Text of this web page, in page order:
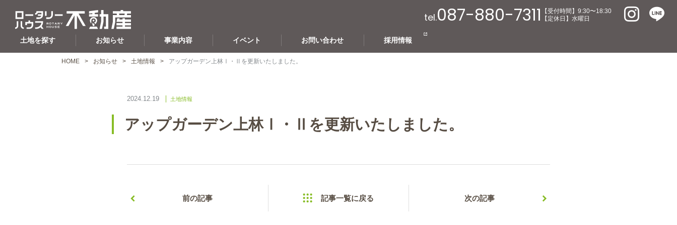
土地を探す お知らせ 事業内容 イベント お問い合わせ 採用情報
tel.087-880-7311
【受付時間】9:30〜18:30
【定休日】水曜日
HOME お知らせ 土地情報 アップガーデン上林Ⅰ・Ⅱを更新いたしました。
2024.12.19 土地情報
アップガーデン上林Ⅰ・Ⅱを更新いたしました。
前の記事 記事一覧に戻る 次の記事